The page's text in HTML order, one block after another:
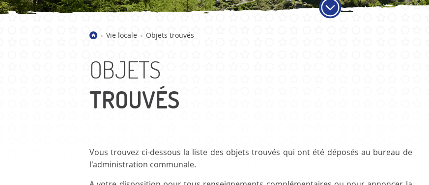
LA COMMUNE D'EVOLÈNE
Villages
Actualités
Historique
ADMINISTRATION VIE
CULTURE ET PATRIMOINE PRATIQUE
> Vie locale > Objets trouvés
OBJETS
TROUVÉS
Vous trouvez ci-dessous la liste des objets trouvés qui ont été déposés au bureau de
l'administration communale.